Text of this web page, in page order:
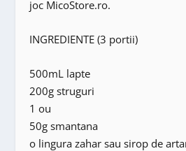
joc MicoStore.ro.
INGREDIENTE (3 portii)
500mL lapte
200g struguri
1 ou
50g smantana
o lingura zahar sau sirop de